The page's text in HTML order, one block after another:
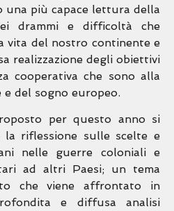
una più capace lettura della
drammi e difficoltà che
vita del nostro continente e
realizzazione degli obiettivi
cooperativa che sono alla
del sogno europeo.
per questo anno si
la riflessione sulle scelte e
nelle guerre coloniali e
ad altri Paesi; un tema
che viene affrontato in
e diffusa analisi